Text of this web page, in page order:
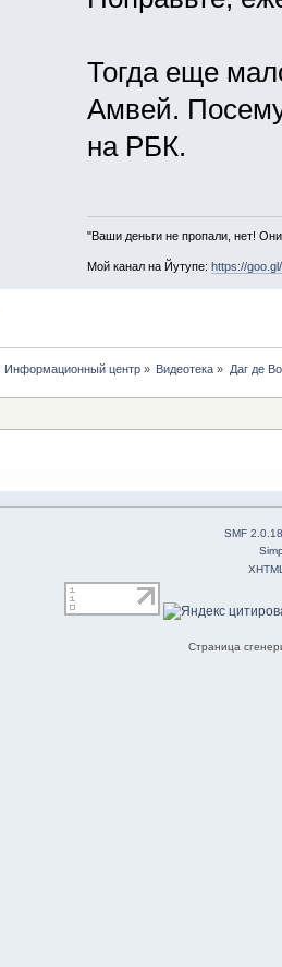
Тогда еще
Амвей.
на РБК.
"Ваши деньги не пропали, нет!
Мой канал на Йутупе: https://
Информационный центр» Видеотека » Даг де
SMF 2.0.18
Страница